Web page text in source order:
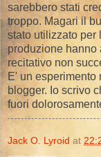
sarebbero stati
troppo. Magari il
stato utilizzato per
produzione hanno
recitativo non
E' un esperimento
blogger. Io scrivo
fuori
Jack O. Lyroid at